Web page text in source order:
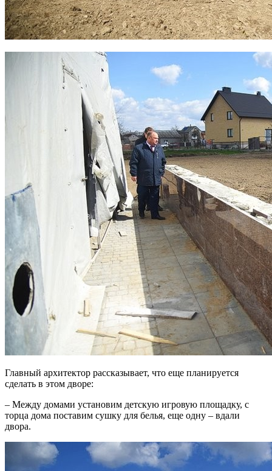
Главный архитектор рассказывает, что еще планируется
сделать в этом дворе:
– Между домами установим детскую игровую площадку, с
торца дома поставим сушку для белья, еще одну – вдали
двора.